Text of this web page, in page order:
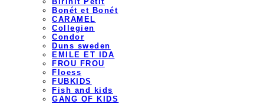
Bonét et Bonét
CARAMEL
Collegien
Condor
Duns sweden
EMILE ET IDA
FROU FROU
Floess
FUBKIDS
Fish and kids
GANG OF KIDS